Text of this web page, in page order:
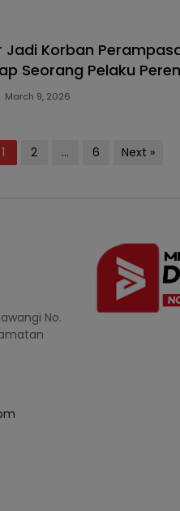
Jadi Korban
Seorang Pelaku
March 9, 2026
1 2 … 6 Next »
No.